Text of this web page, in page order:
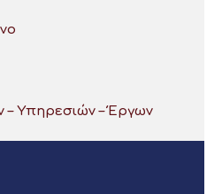
– Υπηρεσιών – Έργων